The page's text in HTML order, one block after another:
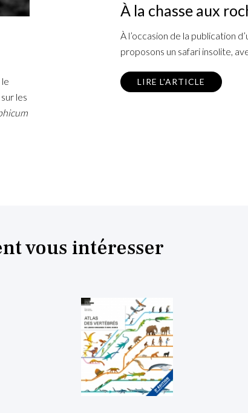
les
À la chasse aux
À l’occasion de la publication
proposons un safari insolite,
LIRE L'ARTICLE
vous intéresser